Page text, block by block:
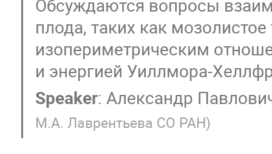
Обсуждаются вопросы
плода, таких как
изопериметрическим
и энергией Уиллмора-
Speaker: Александр
М.А. Лаврентьева СО РАН)